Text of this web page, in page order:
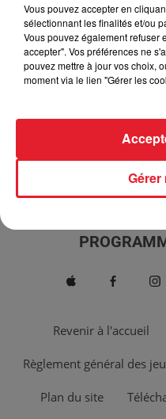
Le Morning Show
ACTUS
Revenir à l'accueil
Règlement général des
Plan du site
Vous pouvez accepter en
sélectionnant les finalités et/ou
Vous pouvez également refuser
accepter". Vos préférences ne
pouvez mettre à jour vos choix,
moment via le lien "Gérer les
Gérer